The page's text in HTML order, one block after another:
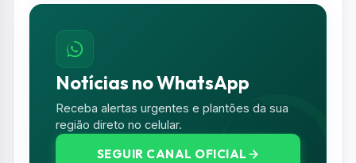
Notícias no WhatsApp
Receba alertas urgentes e plantões da sua
região direto no celular.
SEGUIR CANAL OFICIAL